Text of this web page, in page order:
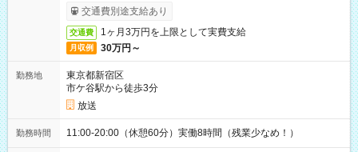
取りサービス利用可（利用条件有）
交通費別途支給あり
交通費 1ヶ月3万円を上限として実費支給
月収例 30万円～
勤務地
東京都新宿区
市ケ谷駅から徒歩3分
放送
勤務時間 11:00-20:00（休憩60分）実働8時間（残業少なめ！）